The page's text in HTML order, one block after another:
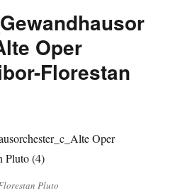
Oper
Florestan
Pluto